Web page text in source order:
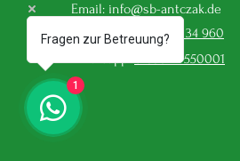
Email: info@sb-antczak.de
Zentrale:05371 – 81 34 960
01556 - 7550001
Fragen zur Betreuung?
1